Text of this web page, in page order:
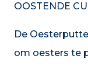
OOSTENDE
De
om oesters te